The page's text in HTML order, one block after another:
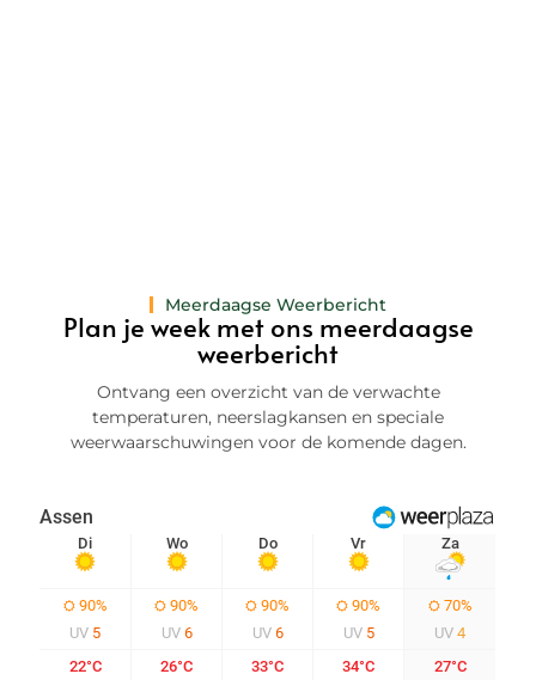
Meerdaagse Weerbericht
Plan je week met ons meerdaagse
weerbericht
Ontvang een overzicht van de verwachte
temperaturen, neerslagkansen en speciale
weerwaarschuwingen voor de komende dagen.